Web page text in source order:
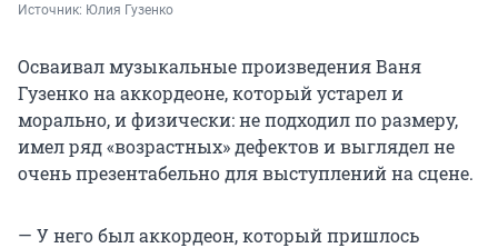
Источник: Юлия Гузенко
Осваивал музыкальные произведения Ваня
Гузенко на аккордеоне, который устарел и
морально, и физически: не подходил по размеру,
имел ряд «возрастных» дефектов и выглядел не
очень презентабельно для выступлений на сцене.
— У него был аккордеон, который пришлось